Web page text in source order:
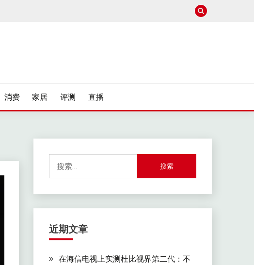
消费 家居 评测 直播
索：
近期文章
在海信电视上实测杜比视界第二代：不